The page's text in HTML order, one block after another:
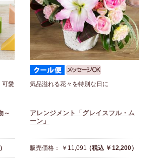
可愛
～
気品溢れる花々を特別な日に
アレンジメント「グレイスフル・ム
ーン」
販売価格： ￥11,091（税込 ￥12,200）